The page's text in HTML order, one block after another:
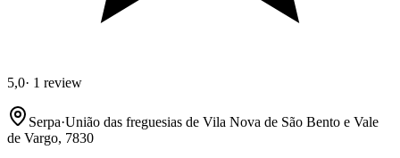
5,0· 1 review
Serpa·União das freguesias de Vila Nova de São Bento e Vale
de Vargo, 7830